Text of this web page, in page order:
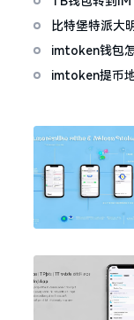
比特堡特派大
imtoken钱包
imtoken提币